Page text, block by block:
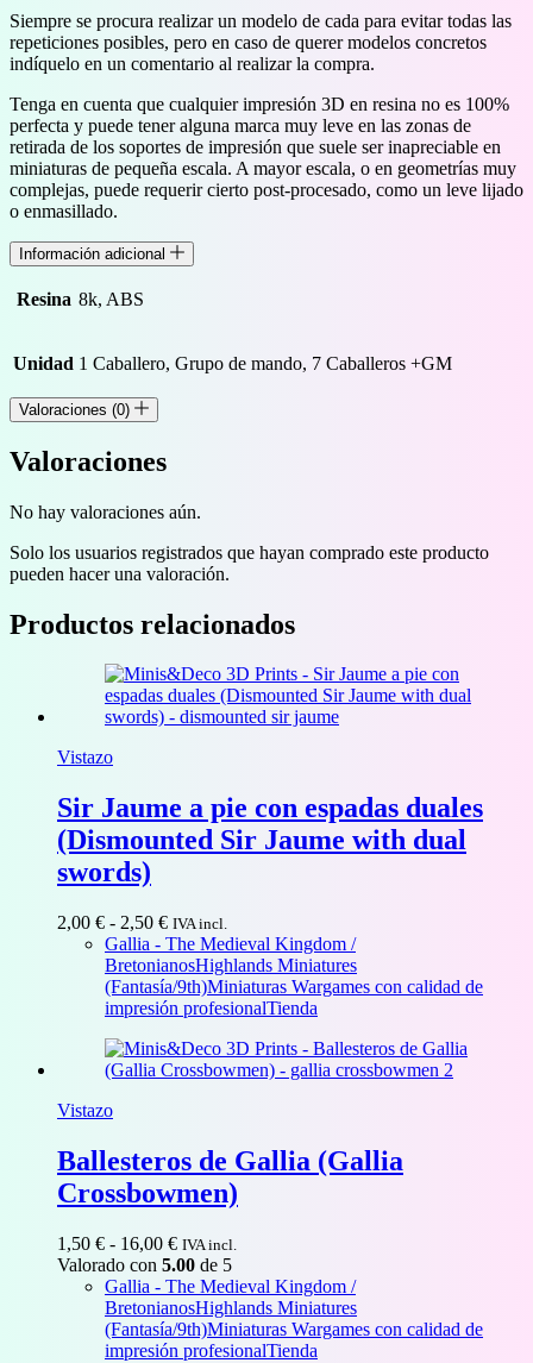
Siempre se procura realizar un modelo de cada para evitar todas las
repeticiones posibles, pero en caso de querer modelos concretos
indíquelo en un comentario al realizar la compra.
Tenga en cuenta que cualquier impresión 3D en resina no es 100%
perfecta y puede tener alguna marca muy leve en las zonas de
retirada de los soportes de impresión que suele ser inapreciable en
miniaturas de pequeña escala. A mayor escala, o en geometrías muy
complejas, puede requerir cierto post-procesado, como un leve lijado
o enmasillado.
Información adicional
Resina 8k, ABS
Unidad 1 Caballero, Grupo de mando, 7 Caballeros +GM
Valoraciones (0)
Valoraciones
No hay valoraciones aún.
Solo los usuarios registrados que hayan comprado este producto
pueden hacer una valoración.
Productos relacionados
Vistazo
Sir Jaume a pie con espadas duales
(Dismounted Sir Jaume with dual
swords)
2,00 € - 2,50 €Rango
de
precios:
desde
2,00 €
2,50 €
IVA incl.
Gallia - The Medieval Kingdom /
BretonianosHighlands Miniatures
(Fantasía/9th)Miniaturas Wargames con calidad de
impresión profesionalTienda
Vistazo
Ballesteros de Gallia (Gallia
Crossbowmen)
1,50 € - 16,00 €Rango
de
precios:
desde
1,50 €
hasta
IVA incl.
Valorado con 5.00 de 5
Gallia - The Medieval Kingdom /
BretonianosHighlands Miniatures
(Fantasía/9th)Miniaturas Wargames con calidad de
impresión profesionalTienda